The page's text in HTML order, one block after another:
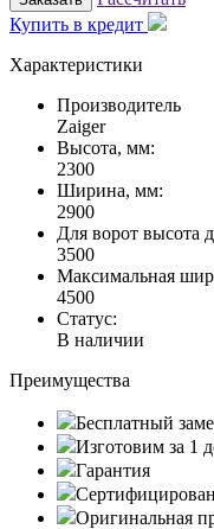
Купить в кредит
Характеристики
Производитель
Zaiger
Высота, мм:
2300
Ширина, мм:
2900
Для ворот высота
3500
Максимальная
4500
Статус:
В наличии
Преимущества
Бесплатный
Изготовим за 1
Гарантия
Оригинальная